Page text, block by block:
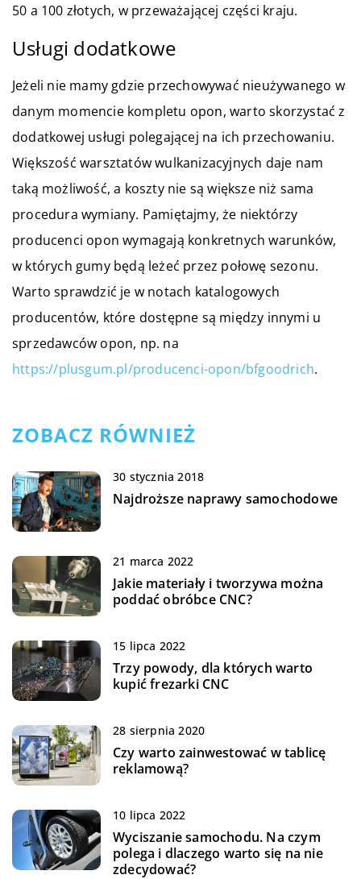
50 a 100 złotych, w przeważającej części kraju.
Usługi dodatkowe
Jeżeli nie mamy gdzie przechowywać nieużywanego w
danym momencie kompletu opon, warto skorzystać z
dodatkowej usługi polegającej na ich przechowaniu.
Większość warsztatów wulkanizacyjnych daje nam
taką możliwość, a koszty nie są większe niż sama
procedura wymiany. Pamiętajmy, że niektórzy
producenci opon wymagają konkretnych warunków,
w których gumy będą leżeć przez połowę sezonu.
Warto sprawdzić je w notach katalogowych
producentów, które dostępne są między innymi u
sprzedawców opon, np. na
https://plusgum.pl/producenci-opon/bfgoodrich.
ZOBACZ RÓWNIEŻ
30 stycznia 2018
Najdroższe naprawy samochodowe
21 marca 2022
Jakie materiały i tworzywa można
poddać obróbce CNC?
15 lipca 2022
Trzy powody, dla których warto
kupić frezarki CNC
28 sierpnia 2020
Czy warto zainwestować w tablicę
reklamową?
10 lipca 2022
Wyciszanie samochodu. Na czym
polega i dlaczego warto się na nie
zdecydować?